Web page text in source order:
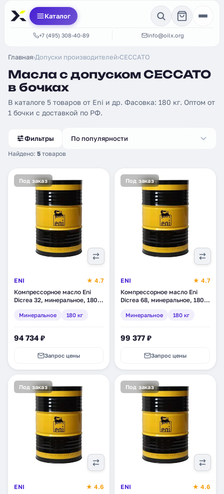
Каталог
+7 (495) 308-40-89 info@oilx.org
Главная›Допуски производителей›CECCATO
Масла с допуском CECCATO
в бочках
В каталоге 5 товаров от Eni и др. Фасовка: 180 кг. Оптом от
1 бочки с доставкой по РФ.
Фильтры
Найдено: 5 товаров
По популярности
Под заказ
ENI
★ 4.7
Компрессорное масло Eni
Dicrea 32, минеральное, 180
Минеральное 180 кг
94 734 ₽
Запрос цены
Под заказ
ENI
★ 4.7
Компрессорное масло Eni
Dicrea 68, минеральное, 180
Минеральное 180 кг
99 377 ₽
Запрос цены
Под заказ
ENI
★ 4.6
Под заказ
ENI
★ 4.6